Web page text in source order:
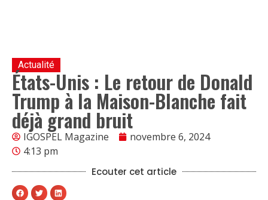
Actualité
États-Unis : Le retour de Donald
Trump à la Maison-Blanche fait
déjà grand bruit
IGOSPEL Magazine
novembre 6, 2024
4:13 pm
Ecouter cet article